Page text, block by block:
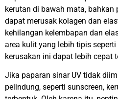
kerutan di bawah mata, bahkan
dapat merusak kolagen dan
kehilangan kelembapan dan
area kulit yang lebih tipis
kerusakan ini dapat lebih cepat
Jika paparan sinar UV tidak
pelindung, seperti sunscreen,